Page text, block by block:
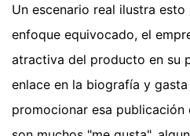
Un escenario real ilustra
enfoque equivocado, el
atractiva del producto en su
enlace en la biografía y
promocionar esa